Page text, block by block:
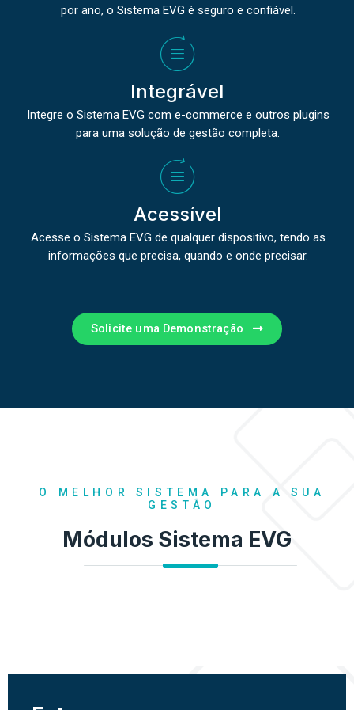
por ano, o Sistema EVG é seguro e confiável.
Integrável
Integre o Sistema EVG com e-commerce e outros plugins
para uma solução de gestão completa.
Acessível
Acesse o Sistema EVG de qualquer dispositivo, tendo as
informações que precisa, quando e onde precisar.
Solicite uma Demonstração
O MELHOR SISTEMA PARA A SUA
GESTÃO
Módulos Sistema EVG